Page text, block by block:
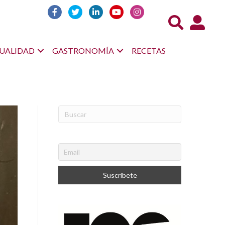
Acceso
GASTRONOMÍA RECETAS